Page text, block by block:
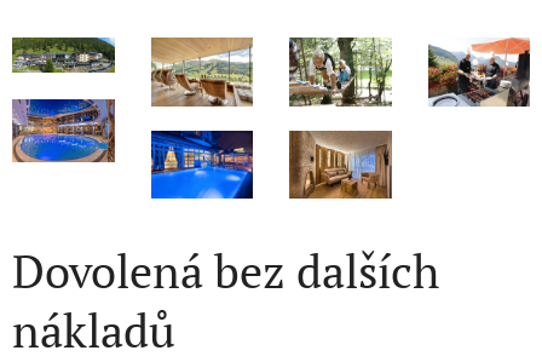
Dovolená bez dalších
nákladů